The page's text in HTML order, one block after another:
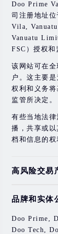
Doo Prime
司注册地址
Vila,
Vanuatu
FSC）授权和
该网站可在
户。这主要
权利和义务
监管所决定。
有些当地法
播，共享或
档和信息的权
高风险交易
券，期货，
过去的投资表
品牌和实体
Doo Prime,
Doo Tech,